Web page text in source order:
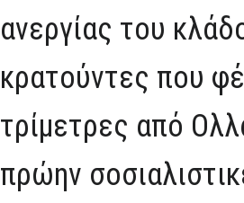
ανεργίας του
κρατούντες που
τρίμετρες από
πρώην